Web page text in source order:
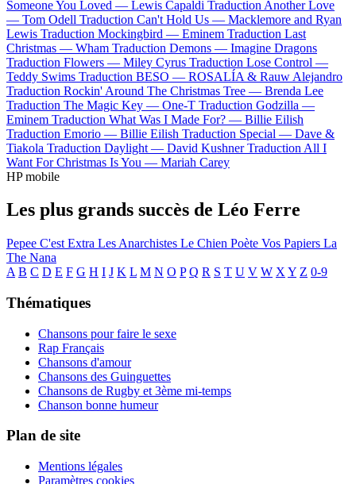
Someone You Loved — Lewis Capaldi Traduction Another Love
— Tom Odell Traduction Can't Hold Us — Macklemore and Ryan
Lewis Traduction Mockingbird — Eminem Traduction Last
Christmas — Wham Traduction Demons — Imagine Dragons
Traduction Flowers — Miley Cyrus Traduction Lose Control —
Teddy Swims Traduction BESO — ROSALÍA & Rauw Alejandro
Traduction Rockin' Around The Christmas Tree — Brenda Lee
Traduction The Magic Key — One-T Traduction Godzilla —
Eminem Traduction What Was I Made For? — Billie Eilish
Traduction Emorio — Billie Eilish Traduction Special — Dave &
Tiakola Traduction Daylight — David Kushner Traduction All I
Want For Christmas Is You — Mariah Carey
HP mobile
Les plus grands succès de Léo Ferre
Pepee C'est Extra Les Anarchistes Le Chien Poète Vos Papiers La
The Nana
A B C D E F G H I J K L M N O P Q R S T U V W X Y Z 0-9
Thématiques
Chansons pour faire le sexe
Rap Français
Chansons d'amour
Chansons des Guinguettes
Chansons de Rugby et 3ème mi-temps
Chanson bonne humeur
Plan de site
Mentions légales
Paramètres cookies